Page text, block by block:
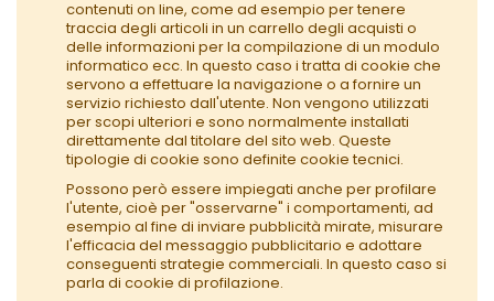
contenuti on line, come ad esempio per tenere
traccia degli articoli in un carrello degli acquisti o
delle informazioni per la compilazione di un modulo
informatico ecc. In questo caso i tratta di cookie che
servono a effettuare la navigazione o a fornire un
servizio richiesto dall'utente. Non vengono utilizzati
per scopi ulteriori e sono normalmente installati
direttamente dal titolare del sito web. Queste
tipologie di cookie sono definite cookie tecnici.
Possono però essere impiegati anche per profilare
l'utente, cioè per "osservarne" i comportamenti, ad
esempio al fine di inviare pubblicità mirate, misurare
l'efficacia del messaggio pubblicitario e adottare
conseguenti strategie commerciali. In questo caso si
parla di cookie di profilazione.